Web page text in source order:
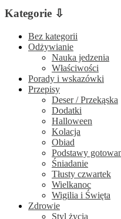
Kategorie ⇩
Bez kategorii
Odżywianie
Nauka jedzenia
Właściwości
Porady i wskazówki
Przepisy
Deser / Przekąska
Dodatki
Halloween
Kolacja
Obiad
Podstawy
Śniadanie
Tłusty czwartek
Wielkanoc
Wigilia i Święta
Zdrowie
Styl życia